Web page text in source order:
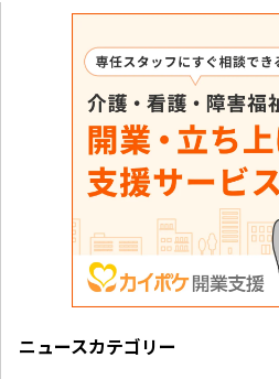
ニュースカテゴリー